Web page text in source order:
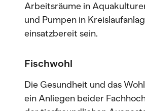
Arbeitsräume in
und Pumpen in
einsatzbereit sein.
Fischwohl
Die Gesundheit und das
ein Anliegen beider